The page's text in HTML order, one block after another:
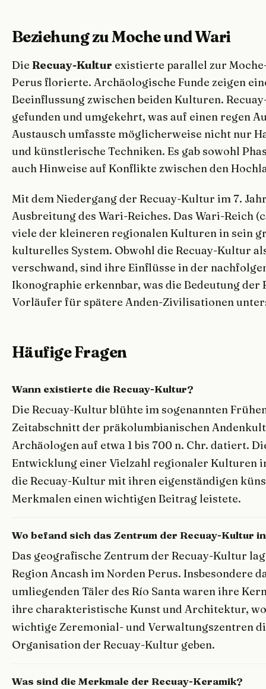
Beziehung zu Moche und Wari
Die Recuay-Kultur existierte parallel zur
Perus florierte. Archäologische Funde zeigen
Beeinflussung zwischen beiden Kulturen.
gefunden und umgekehrt, was auf einen regen
Austausch umfasste möglicherweise nicht nur
und künstlerische Techniken. Es gab sowohl
auch Hinweise auf Konflikte zwischen den
Mit dem Niedergang der Recuay-Kultur im 7.
Ausbreitung des Wari-Reiches. Das Wari-Reich
viele der kleineren regionalen Kulturen in sein
kulturelles System. Obwohl die Recuay-Kultur
verschwand, sind ihre Einflüsse in der
Ikonographie erkennbar, was die Bedeutung
Vorläufer für spätere Anden-Zivilisationen
Häufige Fragen
Wann existierte die Recuay-Kultur?
Die Recuay-Kultur blühte im sogenannten
Zeitabschnitt der präkolumbianischen
Archäologen auf etwa 1 bis 700 n. Chr. datiert.
Entwicklung einer Vielzahl regionaler Kulturen
die Recuay-Kultur mit ihren eigenständigen
Merkmalen einen wichtigen Beitrag leistete.
Wo befand sich das Zentrum der Recuay-Kultur
Das geografische Zentrum der Recuay-Kultur
Region Ancash im Norden Perus. Insbesondere
umliegenden Täler des Río Santa waren ihre
ihre charakteristische Kunst und Architektur,
wichtige Zeremonial- und Verwaltungszentren
Organisation der Recuay-Kultur geben.
Was sind die Merkmale der Recuay-Keramik?